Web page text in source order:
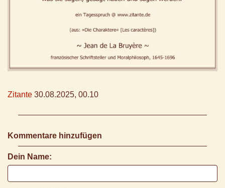
Zitante 30.08.2025, 00.10
Kommentare hinzufügen
Dein Name: